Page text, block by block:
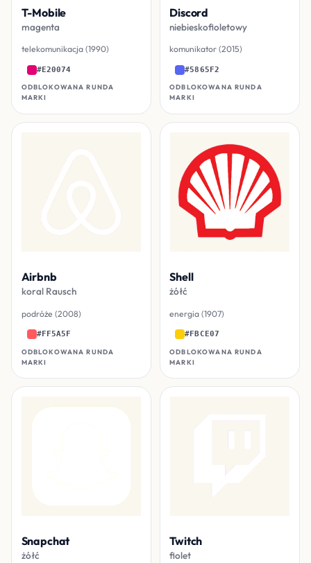
T-Mobile
magenta
telekomunikacja (1990)
#E20074
ODBLOKOWANA RUNDA
MARKI
Discord
niebieskofioletowy
komunikator (2015)
#5865F2
ODBLOKOWANA RUNDA
MARKI
Airbnb
koral Rausch
podróże (2008)
#FF5A5F
ODBLOKOWANA RUNDA
MARKI
Shell
żółć
energia (1907)
#FBCE07
ODBLOKOWANA RUNDA
MARKI
Snapchat
żółć
Twitch
fiolet